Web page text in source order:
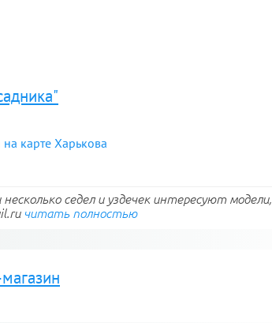
карте Харькова
седел и уздечек интересуют модели,
читать полностью